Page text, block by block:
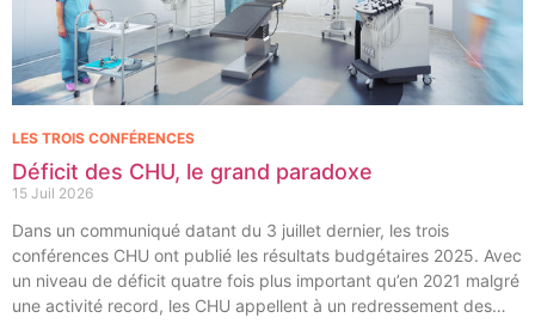
Déficit des CHU, le grand paradoxe
15 Juil 2026
LES TROIS CONFÉRENCES
Dans un communiqué datant du 3 juillet dernier, les trois
conférences CHU ont publié les résultats budgétaires 2025. Avec
un niveau de déficit quatre fois plus important qu’en 2021 malgré
une activité record, les CHU appellent à un redressement des